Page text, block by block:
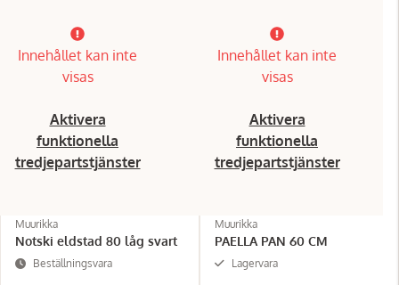
Innehållet kan inte
visas
Aktivera
funktionella
tredjepartstjänster
Muurikka
Notski eldstad 80 låg svart
Beställningsvara
Innehållet kan inte
visas
Aktivera
funktionella
tredjepartstjänster
Muurikka
PAELLA PAN 60 CM
Lagervara